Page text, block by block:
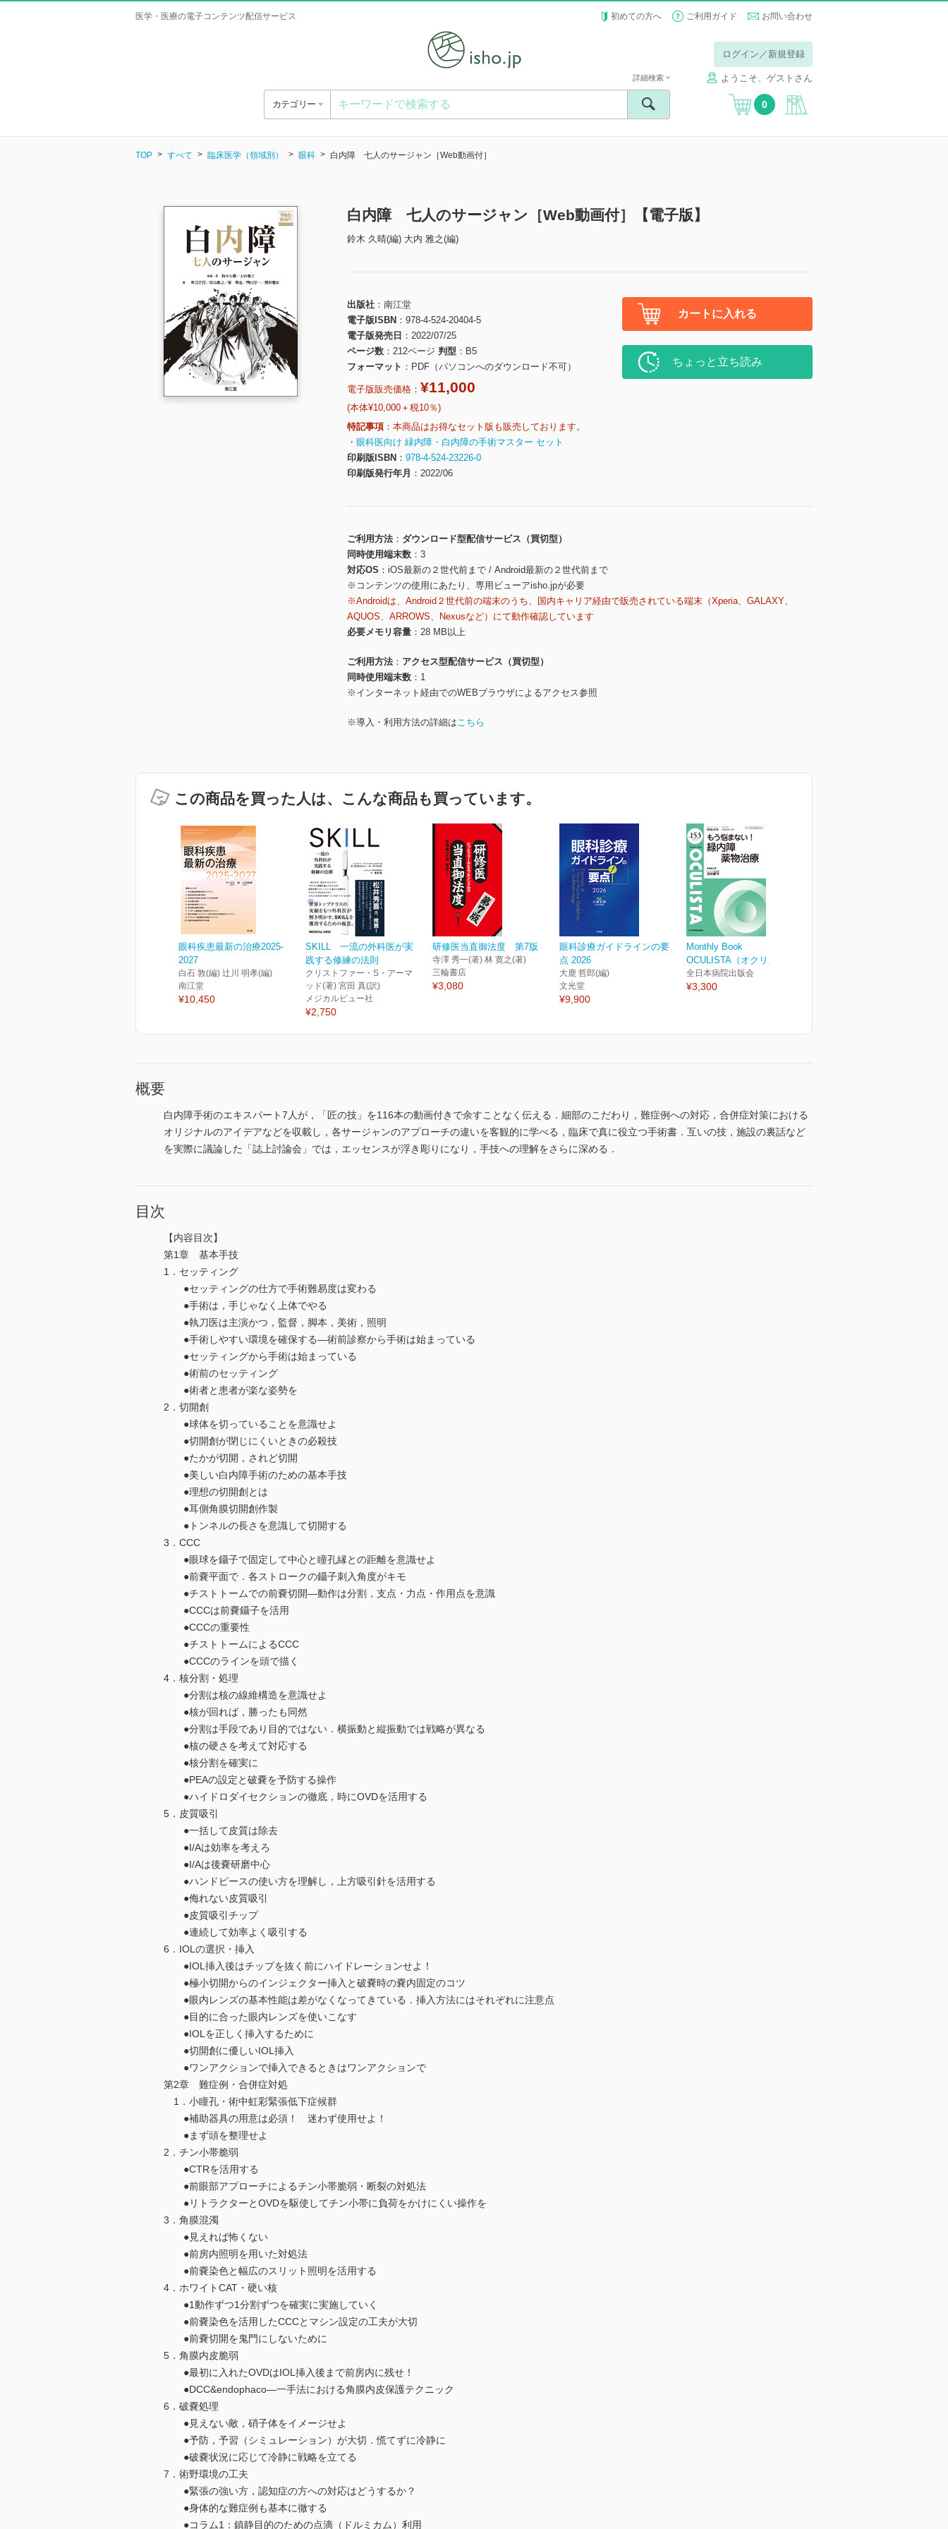
医学・医療の電子コンテンツ配信サービス 初めての方へ ご利用ガイド お問い合わせ
ログイン／新規登録
ようこそ、ゲストさん
カテゴリー
詳細検索
0
TOP すべて 臨床医学（領域別） 眼科 白内障 七人のサージャン［Web動画付］
白内障 七人のサージャン［Web動画付］【電子版】
鈴木 久晴(編) 大内 雅之(編)
出版社
南江堂
電子版ISBN
978-4-524-20404-5
電子版発売日
2022/07/25
ページ数
212ページ 判型
B5
フォーマット
PDF（パソコンへのダウンロード不可）
電子版販売価格： ¥11,000
(本体¥10,000＋税10％)
特記事項
本商品はお得なセット版も販売しております。
・ 眼科医向け 緑内障・白内障の手術マスター セット
印刷版ISBN
978-4-524-23226-0
印刷版発行年月
2022/06
カートに入れる
ちょっと立ち読み
ご利用方法
ダウンロード型配信サービス（買切型）
同時使用端末数
3
対応OS
iOS最新の２世代前まで / Android最新の２世代前まで
※コンテンツの使用にあたり、専用ビューアisho.jpが必要
※Androidは、Android２世代前の端末のうち、国内キャリア経由で販売されている端末（Xperia、GALAXY、
AQUOS、ARROWS、Nexusなど）にて動作確認しています
必要メモリ容量
28 MB以上
ご利用方法
アクセス型配信サービス（買切型）
同時使用端末数
1
※インターネット経由でのWEBブラウザによるアクセス参照
※導入・利用方法の詳細はこちら
この商品を買った人は、こんな商品も買っています。
眼科疾患最新の治療2025-
2027
白石 敦(編) 辻川 明孝(編)
南江堂
¥10,450
SKILL 一流の外科医が実
践する修練の法則
クリストファー・S・アーマ
ッド(著) 宮田 真(訳)
メジカルビュー社
¥2,750
研修医当直御法度 第7版
寺澤 秀一(著) 林 寛之(著)
三輪書店
¥3,080
眼科診療ガイドラインの要
点 2026
大鹿 哲郎(編)
文光堂
¥9,900
Monthly Book
OCULISTA（オクリスタ...
全日本病院出版会
¥3,300
概要
白内障手術のエキスパート7人が，「匠の技」を116本の動画付きで余すことなく伝える．細部のこだわり，難症例への対応，合併症対策における
オリジナルのアイデアなどを収載し，各サージャンのアプローチの違いを客観的に学べる，臨床で真に役立つ手術書．互いの技，施設の裏話など
を実際に議論した「誌上討論会」では，エッセンスが浮き彫りになり，手技への理解をさらに深める．
目次
【内容目次】
第1章 基本手技
1．セッティング
●セッティングの仕方で手術難易度は変わる
●手術は，手じゃなく上体でやる
●執刀医は主演かつ，監督，脚本，美術，照明
●手術しやすい環境を確保する―術前診察から手術は始まっている
●セッティングから手術は始まっている
●術前のセッティング
●術者と患者が楽な姿勢を
2．切開創
●球体を切っていることを意識せよ
●切開創が閉じにくいときの必殺技
●たかが切開，されど切開
●美しい白内障手術のための基本手技
●理想の切開創とは
●耳側角膜切開創作製
●トンネルの長さを意識して切開する
3．CCC
●眼球を鑷子で固定して中心と瞳孔縁との距離を意識せよ
●前嚢平面で．各ストロークの鑷子刺入角度がキモ
●チストトームでの前嚢切開―動作は分割，支点・力点・作用点を意識
●CCCは前嚢鑷子を活用
●CCCの重要性
●チストトームによるCCC
●CCCのラインを頭で描く
4．核分割・処理
●分割は核の線維構造を意識せよ
●核が回れば，勝ったも同然
●分割は手段であり目的ではない．横振動と縦振動では戦略が異なる
●核の硬さを考えて対応する
●核分割を確実に
●PEAの設定と破嚢を予防する操作
●ハイドロダイセクションの徹底，時にOVDを活用する
5．皮質吸引
●一括して皮質は除去
●I/Aは効率を考えろ
●I/Aは後嚢研磨中心
●ハンドピースの使い方を理解し，上方吸引針を活用する
●侮れない皮質吸引
●皮質吸引チップ
●連続して効率よく吸引する
6．IOLの選択・挿入
●IOL挿入後はチップを抜く前にハイドレーションせよ！
●極小切開からのインジェクター挿入と破嚢時の嚢内固定のコツ
●眼内レンズの基本性能は差がなくなってきている．挿入方法にはそれぞれに注意点
●目的に合った眼内レンズを使いこなす
●IOLを正しく挿入するために
●切開創に優しいIOL挿入
●ワンアクションで挿入できるときはワンアクションで
第2章 難症例・合併症対処
1．小瞳孔・術中虹彩緊張低下症候群
●補助器具の用意は必須！ 迷わず使用せよ！
●まず頭を整理せよ
2．チン小帯脆弱
●CTRを活用する
●前眼部アプローチによるチン小帯脆弱・断裂の対処法
●リトラクターとOVDを駆使してチン小帯に負荷をかけにくい操作を
3．角膜混濁
●見えれば怖くない
●前房内照明を用いた対処法
●前嚢染色と幅広のスリット照明を活用する
4．ホワイトCAT・硬い核
●1動作ずつ1分割ずつを確実に実施していく
●前嚢染色を活用したCCCとマシン設定の工夫が大切
●前嚢切開を鬼門にしないために
5．角膜内皮脆弱
●最初に入れたOVDはIOL挿入後まで前房内に残せ！
●DCC&endophaco―一手法における角膜内皮保護テクニック
6．破嚢処理
●見えない敵，硝子体をイメージせよ
●予防，予習（シミュレーション）が大切．慌てずに冷静に
●破嚢状況に応じて冷静に戦略を立てる
7．術野環境の工夫
●緊張の強い方，認知症の方への対応はどうするか？
●身体的な難症例も基本に徹する
●コラム1：鎮静目的のための点滴（ドルミカム）利用